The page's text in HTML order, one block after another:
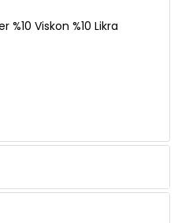
Viskon %10 Likra